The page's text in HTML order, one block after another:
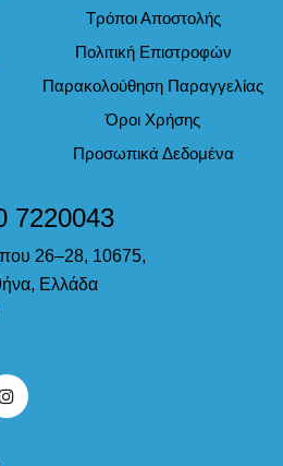
Τρόποι Αποστολής
Πολιτική Επιστροφών
Παρακολούθηση Παραγγελίας
Όροι Χρήσης
Προσωπικά Δεδομένα
7220043
26–28, 10675,
Ελλάδα